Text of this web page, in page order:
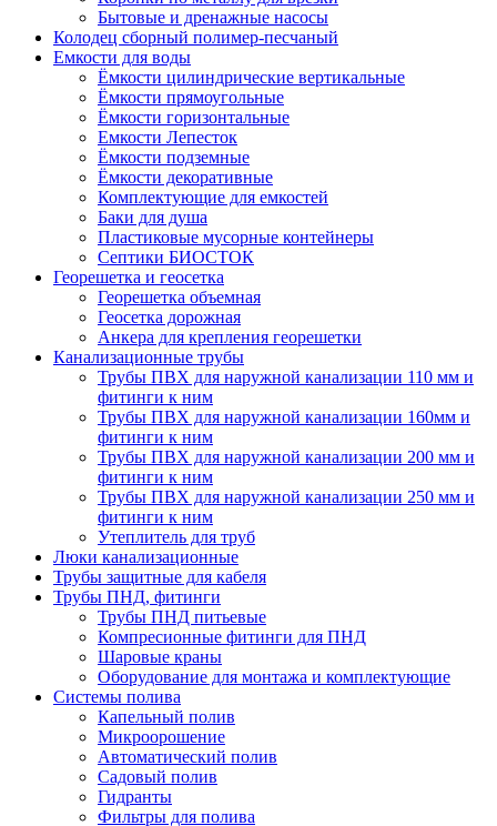
Бытовые и дренажные насосы
Колодец сборный полимер-песчаный
Емкости для воды
Ёмкости цилиндрические вертикальные
Ёмкости прямоугольные
Ёмкости горизонтальные
Емкости Лепесток
Ёмкости подземные
Ёмкости декоративные
Комплектующие для емкостей
Баки для душа
Пластиковые мусорные контейнеры
Септики БИОСТОК
Георешетка и геосетка
Георешетка объемная
Геосетка дорожная
Анкера для крепления георешетки
Канализационные трубы
Трубы ПВХ для наружной канализации 110 мм и
фитинги к ним
Трубы ПВХ для наружной канализации 160мм и
фитинги к ним
Трубы ПВХ для наружной канализации 200 мм и
фитинги к ним
Трубы ПВХ для наружной канализации 250 мм и
фитинги к ним
Утеплитель для труб
Люки канализационные
Трубы защитные для кабеля
Трубы ПНД, фитинги
Трубы ПНД питьевые
Компресионные фитинги для ПНД
Шаровые краны
Оборудование для монтажа и комплектующие
Системы полива
Капельный полив
Микроорошение
Автоматический полив
Садовый полив
Гидранты
Фильтры для полива